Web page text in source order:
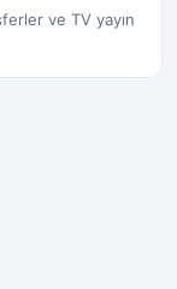
ve TV yayın